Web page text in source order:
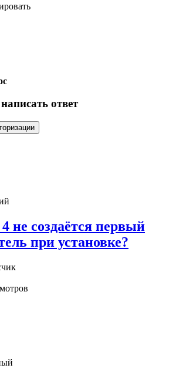
ответ
не создаётся первый
при установке?